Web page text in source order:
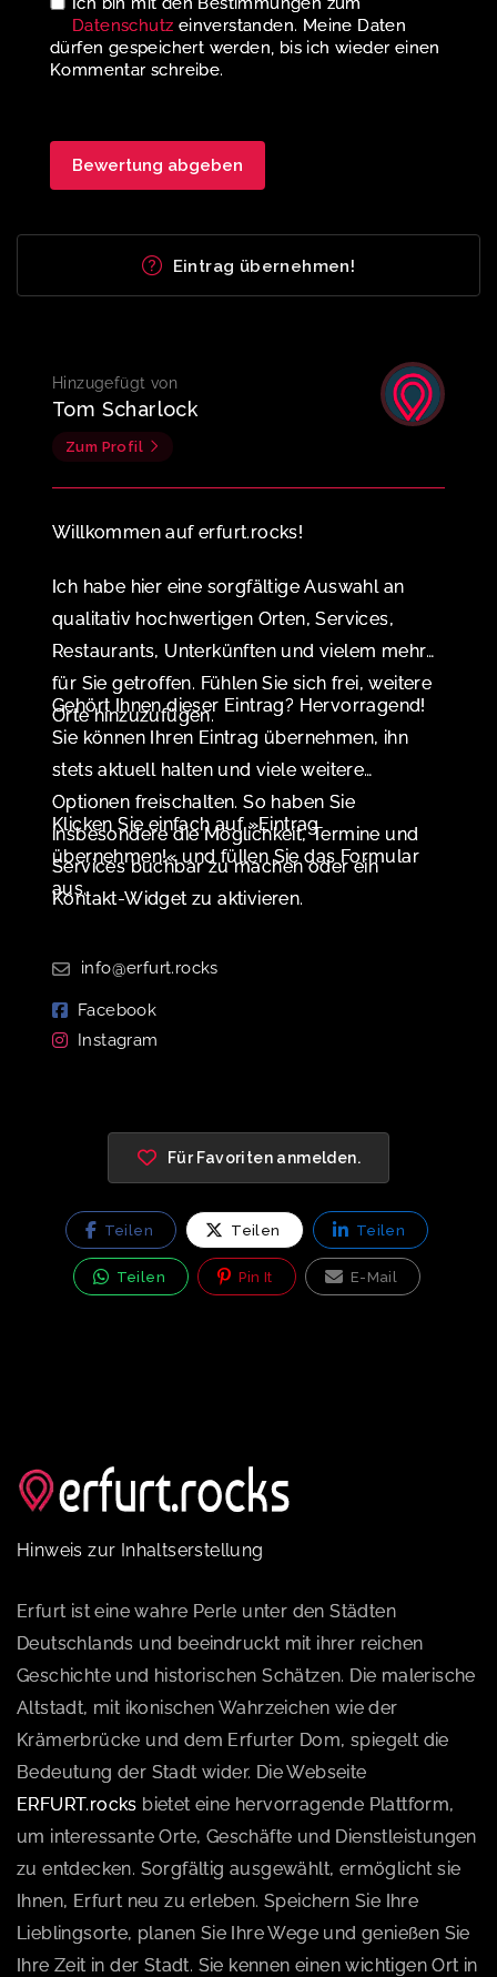
Datenschutz einverstanden. Meine Daten
dürfen gespeichert werden, bis ich wieder einen
Kommentar schreibe.
Eintrag übernehmen!
Hinzugefügt von
Tom Scharlock
Zum Profil
Willkommen auf erfurt.rocks!
Ich habe hier eine sorgfältige Auswahl an
qualitativ hochwertigen Orten, Services,
Restaurants, Unterkünften und vielem mehr
für Sie getroffen. Fühlen Sie sich frei, weitere
Orte hinzuzufügen.
Gehört Ihnen dieser Eintrag? Hervorragend!
Sie können Ihren Eintrag übernehmen, ihn
stets aktuell halten und viele weitere
Optionen freischalten. So haben Sie
insbesondere die Möglichkeit, Termine und
Services buchbar zu machen oder ein
Kontakt-Widget zu aktivieren.
Klicken Sie einfach auf »Eintrag
übernehmen!« und füllen Sie das Formular
aus.
info@erfurt.rocks
Facebook
Instagram
Für Favoriten anmelden.
Teilen Teilen Teilen
Teilen Pin It E-Mail
Hinweis zur Inhaltserstellung
Erfurt ist eine wahre Perle unter den Städten
Deutschlands und beeindruckt mit ihrer reichen
Geschichte und historischen Schätzen. Die malerische
Altstadt, mit ikonischen Wahrzeichen wie der
Krämerbrücke und dem Erfurter Dom, spiegelt die
Bedeutung der Stadt wider. Die Webseite
ERFURT.rocks bietet eine hervorragende Plattform,
um interessante Orte, Geschäfte und Dienstleistungen
zu entdecken. Sorgfältig ausgewählt, ermöglicht sie
Ihnen, Erfurt neu zu erleben. Speichern Sie Ihre
Lieblingsorte, planen Sie Ihre Wege und genießen Sie
Ihre Zeit in der Stadt. Sie kennen einen wichtigen Ort in